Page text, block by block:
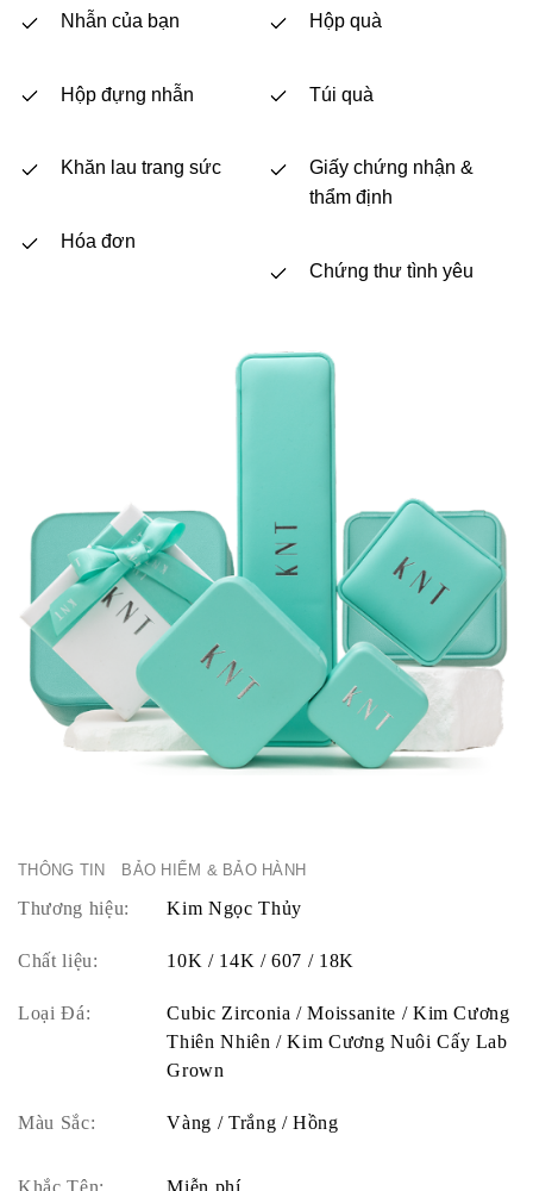
Nhẫn của bạn
Hộp đựng nhẫn
Khăn lau trang sức
Hóa đơn
Hộp quà
Túi quà
Giấy chứng nhận &
thẩm định
Chứng thư tình yêu
THÔNG TIN BẢO HIỂM & BẢO HÀNH
Thương hiệu: Kim Ngọc Thủy
Chất liệu: 10K / 14K / 607 / 18K
Loại Đá:
Cubic Zirconia / Moissanite / Kim Cương
Thiên Nhiên / Kim Cương Nuôi Cấy Lab
Grown
Màu Sắc: Vàng / Trắng / Hồng
Khắc Tên: Miễn phí